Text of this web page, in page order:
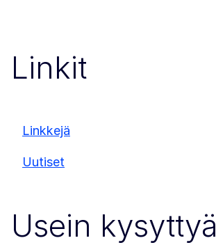
Linkit
Linkkejä
Uutiset
Usein kysyttyä